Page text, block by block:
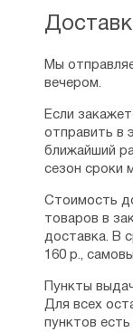
Мы
вечером.
Если
отправить в
ближайший
сезон сроки
Стоимость
товаров в
доставка. В
160 р.,
Пункты
Для всех
пунктов